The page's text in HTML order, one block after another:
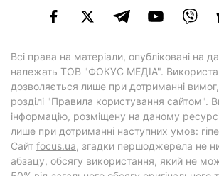
Всі права на матеріали, опубліковані на
належать ТОВ "ФОКУС МЕДІА".
дозволяється лише при дотриманні
розділі "Правила користування сайтом".
інформацію, розміщену на даному
лише при дотриманні наступних умов:
Cайт focus.ua, згадки першоджерела не
абзацу, обсягу використання, який не